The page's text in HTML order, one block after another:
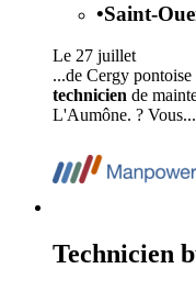
•Saint-
Le 27 juillet
...de Cergy
technicien de
L'Aumône. ? Vous...
Technicien